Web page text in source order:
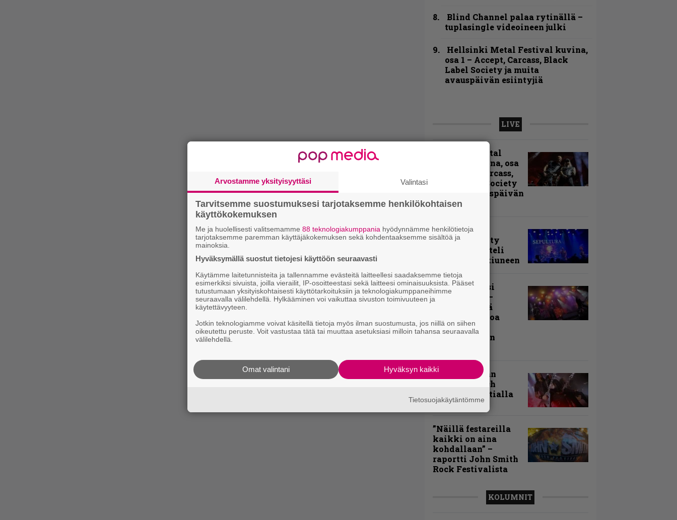
Blind Channel palaa rytinällä –
tuplasingle videoineen julki
Hellsinki Metal Festival kuvina,
osa 1 – Accept, Carcass, Black
Label Society ja muita
avauspäivän esiintyjiä
LIVE
Hellsinki Metal
Festival kuvina, osa
1 – Accept, Carcass,
Black Label Society
ja muita avauspäivän
esiintyjiä
Livearvio:
Loppuunmyyty
Tavastia saatteli
Sepulturan ikiuneen
Rokki Raikasi
Tampereella –
Infernon neljä
väkevää nostoa
festarin
kakkospäivän
Paluu vanhaan
liittoon – Arch
Enemy Tavastialla
”Näillä festareilla
kaikki on aina
kohdallaan” –
raportti John Smith
Rock Festivalista
KOLUMNIT
Arvostamme yksityisyyttäsi Valintasi
Tarvitsemme suostumuksesi tarjotaksemme henkilökohtaisen
käyttökokemuksen
Me ja huolellisesti valitsemamme 88 teknologiakumppania hyödynnämme henkilötietoja
tarjotaksemme paremman käyttäjäkokemuksen sekä kohdentaaksemme sisältöä ja
mainoksia.
Hyväksymällä suostut tietojesi käyttöön seuraavasti
Käytämme laitetunnisteita ja tallennamme evästeitä laitteellesi saadaksemme tietoja
esimerkiksi sivuista, joilla vierailit, IP-osoitteestasi sekä laitteesi ominaisuuksista. Pääset
tutustumaan yksityiskohtaisesti käyttötarkoituksiin ja teknologiakumppaneihimme
seuraavalla välilehdellä. Hylkääminen voi vaikuttaa sivuston toimivuuteen ja
käytettävyyteen.
Jotkin teknologiamme voivat käsitellä tietoja myös ilman suostumusta, jos niillä on siihen
oikeutettu peruste. Voit vastustaa tätä tai muuttaa asetuksiasi milloin tahansa seuraavalla
välilehdellä.
Hyväksyn kaikki
Omat valintani
Tietosuojakäytäntömme